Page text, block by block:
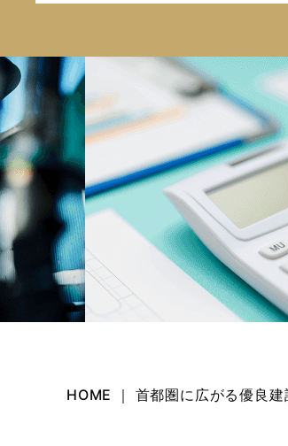
HOME ｜ 首都圏に広がる優良